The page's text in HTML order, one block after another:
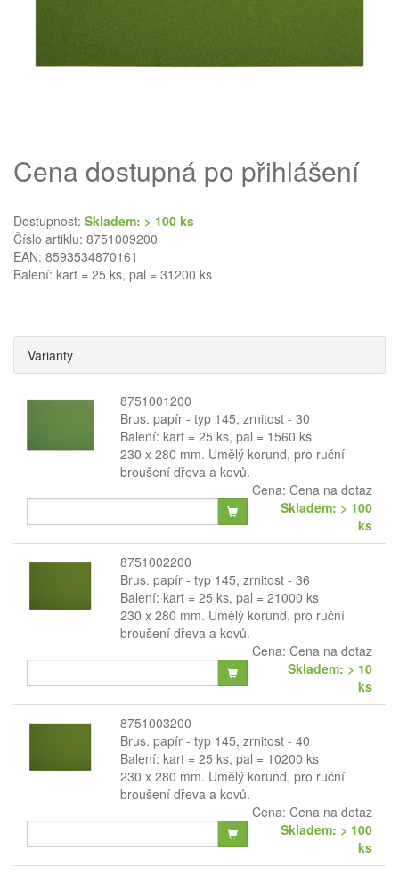
Cena dostupná po přihlášení
Dostupnost: Skladem: > 100 ks
Číslo artiklu: 8751009200
EAN: 8593534870161
Balení: kart = 25 ks, pal = 31200 ks
Varianty
8751001200
Brus. papír - typ 145, zrnitost - 30
Balení: kart = 25 ks, pal = 1560 ks
230 x 280 mm. Umělý korund, pro ruční
broušení dřeva a kovů.
Cena: Cena na dotaz
Skladem: > 100
ks
8751002200
Brus. papír - typ 145, zrnitost - 36
Balení: kart = 25 ks, pal = 21000 ks
230 x 280 mm. Umělý korund, pro ruční
broušení dřeva a kovů.
Cena: Cena na dotaz
Skladem: > 10
ks
8751003200
Brus. papír - typ 145, zrnitost - 40
Balení: kart = 25 ks, pal = 10200 ks
230 x 280 mm. Umělý korund, pro ruční
broušení dřeva a kovů.
Cena: Cena na dotaz
Skladem: > 100
ks